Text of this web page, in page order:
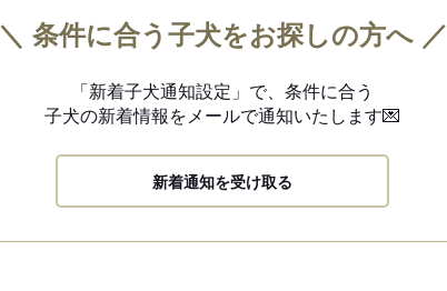
＼ 条件に合う子犬をお探しの方へ ／
「新着子犬通知設定」で、 条件に合う
子犬の新着情報をメールで通知いたします💌
新着通知を受け取る